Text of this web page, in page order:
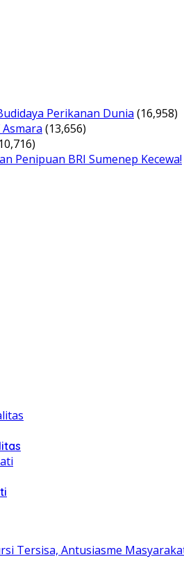
Perikanan Dunia (16,958)
(13,656)
Penipuan BRI Sumenep Kecewa!